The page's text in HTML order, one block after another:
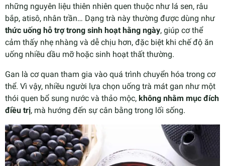
những nguyên liệu thiên nhiên quen thuộc như lá sen, râu
bắp, atisô, nhân trần… Dạng trà này thường được dùng như
thức uống hỗ trợ trong sinh hoạt hằng ngày, giúp cơ thể
cảm thấy nhẹ nhàng và dễ chịu hơn, đặc biệt khi chế độ ăn
uống nhiều dầu mỡ hoặc sinh hoạt thất thường.
Gan là cơ quan tham gia vào quá trình chuyển hóa trong cơ
thể. Vì vậy, nhiều người lựa chọn uống trà mát gan như một
thói quen bổ sung nước và thảo mộc, không nhằm mục đích
điều trị, mà hướng đến sự cân bằng trong lối sống.